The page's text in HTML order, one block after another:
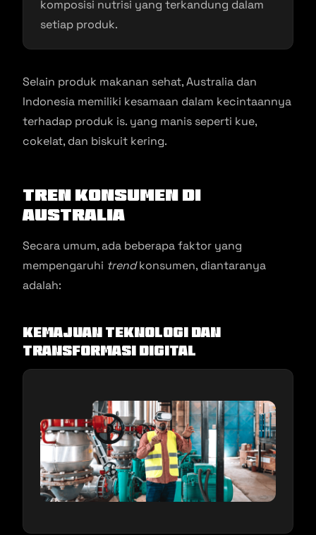
komposisi nutrisi yang terkandung dalam
setiap produk.
Selain produk makanan sehat, Australia dan
Indonesia memiliki kesamaan dalam kecintaannya
terhadap produk is. yang manis seperti kue,
cokelat, dan biskuit kering.
Tren Konsumen di
Australia
Secara umum, ada beberapa faktor yang
mempengaruhi trendkonsumen, diantaranya
adalah:
Kemajuan Teknologi dan
Transformasi Digital